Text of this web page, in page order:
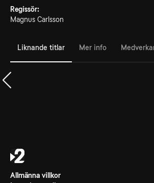
Regissör:
Magnus Carlsson
Liknande titlar Mer info
Allmänna villkor